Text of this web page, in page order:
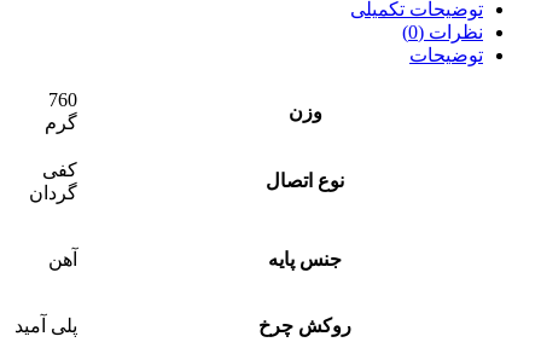
توضیحات تکمیلی
نظرات (0)
توضیحات
وزن
760
گرم
نوع اتصال
کفی
گردان
جنس پایه آهن
روکش چرخ پلی آمید